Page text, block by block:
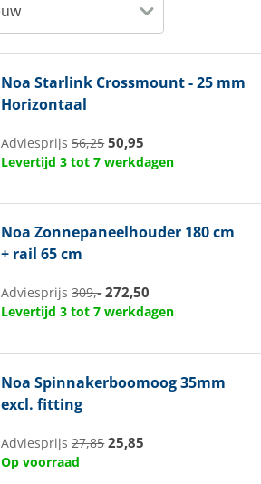
Noa Starlink Crossmount - 25 mm
Horizontaal
Adviesprijs56,25 50,95
Levertijd 3 tot 7 werkdagen
Noa Zonnepaneelhouder 180 cm
+ rail 65 cm
Adviesprijs309,- 272,50
Levertijd 3 tot 7 werkdagen
Noa Spinnakerboomoog 35mm
excl. fitting
Adviesprijs27,85 25,85
Op voorraad